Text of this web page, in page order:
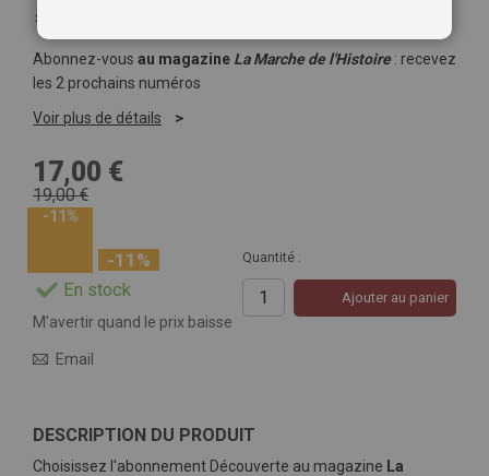
Soyez le premier à commenter ce produit
Abonnez-vous au magazine La Marche de l'Histoire: recevez
les 2 prochains numéros
Voir plus de détails
17,00 €
19,00 €
-11%
-11%
En stock
Quantité :
Ajouter au panier
M’avertir quand le prix baisse
Email
DESCRIPTION DU PRODUIT
Choisissez l'abonnement Découverte au magazine La